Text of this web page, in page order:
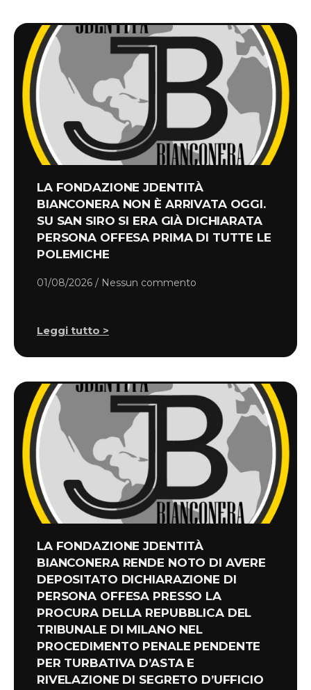
LA FONDAZIONE JDENTITÀ
BIANCONERA NON È ARRIVATA OGGI.
SU SAN SIRO SI ERA GIÀ DICHIARATA
PERSONA OFFESA PRIMA DI TUTTE LE
POLEMICHE
01/08/2026 Nessun commento
Leggi tutto >
LA FONDAZIONE JDENTITÀ
BIANCONERA RENDE NOTO DI AVERE
DEPOSITATO DICHIARAZIONE DI
PERSONA OFFESA PRESSO LA
PROCURA DELLA REPUBBLICA DEL
TRIBUNALE DI MILANO NEL
PROCEDIMENTO PENALE PENDENTE
PER TURBATIVA D’ASTA E
RIVELAZIONE DI SEGRETO D’UFFICIO